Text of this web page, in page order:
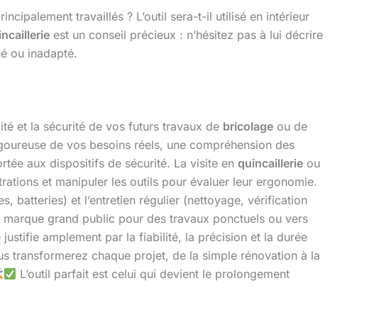
travaillés ? L’outil sera-t-il utilisé en intérieur
est un conseil précieux : n’hésitez pas à lui décrire
ou inadapté.
et la sécurité de vos futurs travaux de bricolage ou de
de vos besoins réels, une compréhension des
aux dispositifs de sécurité. La visite en quincaillerie ou
et manipuler les outils pour évaluer leur ergonomie.
batteries) et l’entretien régulier (nettoyage, vérification
grand public pour des travaux ponctuels ou vers
amplement par la fiabilité, la précision et la durée
transformerez chaque projet, de la simple rénovation à la
L’outil parfait est celui qui devient le prolongement